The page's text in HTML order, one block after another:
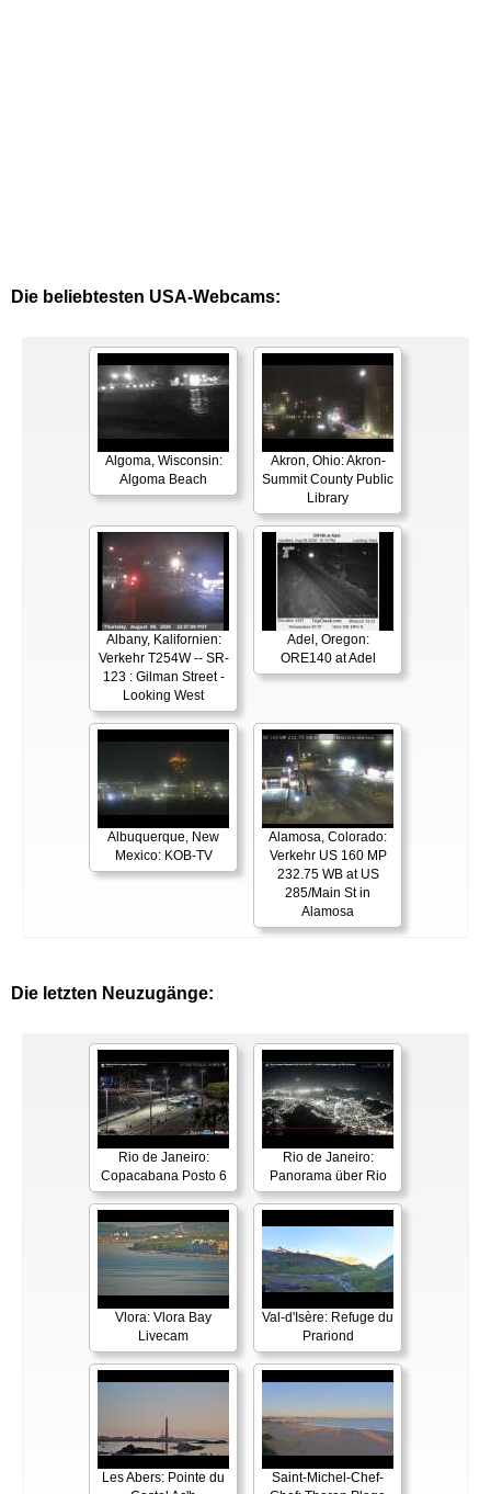
Die beliebtesten USA-Webcams:
Algoma, Wisconsin:
Algoma Beach
Akron, Ohio: Akron-
Summit County Public
Library
Albany, Kalifornien:
Verkehr T254W -- SR-
123 : Gilman Street -
Looking West
Adel, Oregon:
ORE140 at Adel
Albuquerque, New
Mexico: KOB-TV
Alamosa, Colorado:
Verkehr US 160 MP
232.75 WB at US
285/Main St in
Alamosa
Die letzten Neuzugänge:
Rio de Janeiro:
Copacabana Posto 6
Rio de Janeiro:
Panorama über Rio
Vlora: Vlora Bay
Livecam
Val-d'Isère: Refuge du
Prariond
Les Abers: Pointe du
Saint-Michel-Chef-